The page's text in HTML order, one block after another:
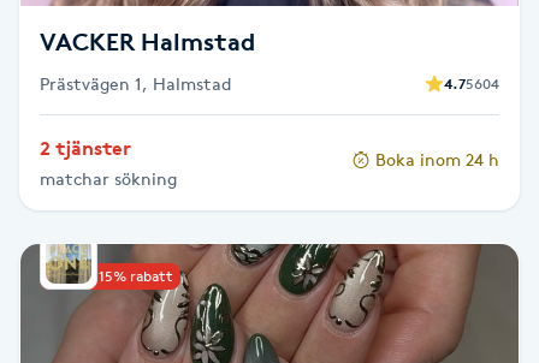
Spa-manikyr
Spa-pedikyr
Spraytan
Stylist
Sugaring
VACKER Halmstad
Prästvägen 1, Halmstad 4.75604
2 tjänster
matchar sökning
Boka inom 24 h
Upp till 15% rabatt